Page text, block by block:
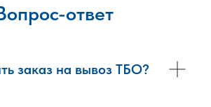
ответ
заказ на вывоз ТБО?